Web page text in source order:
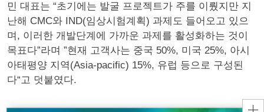
민 대표는 “초기에는 발굴 프로젝트가 주를 이뤘지만 지
난해 CMC와 IND(임상시험계획) 과제도 들어오고 있으
며, 이러한 개발단계에 가까운 과제를 활성화하는 것이
목표다”라며 ”현재 고객사는 중국 50%, 미국 25%, 아시
아태평양 지역(Asia-pacific) 15%, 유럽 등으로 구성된
다“고 덧붙였다.